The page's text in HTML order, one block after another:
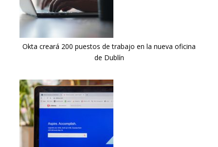
Okta creará 200 puestos de trabajo en la nueva oficina
de Dublín